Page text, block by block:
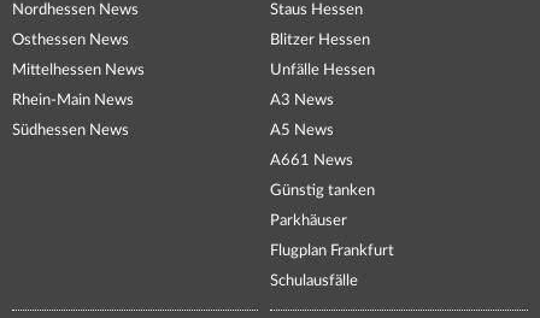
Nordhessen News
Osthessen News
Mittelhessen News
Rhein-Main News
Südhessen News
Staus Hessen
Blitzer Hessen
Unfälle Hessen
A3 News
A5 News
A661 News
Günstig tanken
Parkhäuser
Flugplan Frankfurt
Schulausfälle